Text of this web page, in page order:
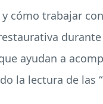
y cómo trabajar
ayudan a
la lectura de las